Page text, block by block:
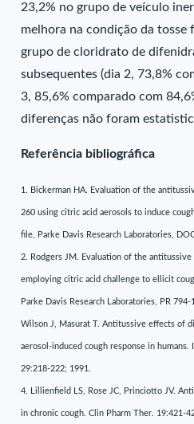
23,2% no grupo de veículo
melhora na condição da tosse
grupo de cloridrato de
subsequentes (dia 2, 73,8%
3, 85,6% comparado com
diferenças não foram
Referência bibliográfica
1. Bickerman HA. Evaluation of the
260 using citric acid aerosols to induce
file, Parke Davis Research Laboratories,
2. Rodgers JM. Evaluation of the
employing citric acid challenge to ellicit
Parke Davis Research Laboratories, PR 794-
Wilson J, Masurat T. Antitussive effects of
aerosol-induced cough response in humans.
29:218-222; 1991.
4. Lillienfield LS, Rose JC, Princiotto JV.
in chronic cough. Clin Pharm Ther. 19:421-